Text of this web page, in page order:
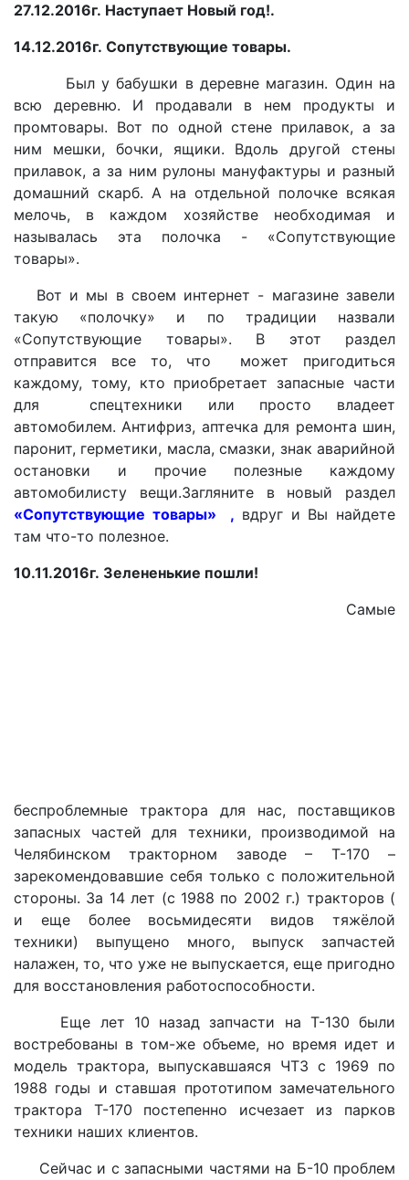
27.12.2016г. Наступает Новый год!.
14.12.2016г. Сопутствующие товары.
Был у бабушки в деревне магазин. Один на
всю деревню. И продавали в нем продукты и
промтовары. Вот по одной стене прилавок, а за
ним мешки, бочки, ящики. Вдоль другой стены
прилавок, а за ним рулоны мануфактуры и разный
домашний скарб. А на отдельной полочке всякая
мелочь, в каждом хозяйстве необходимая и
называлась эта полочка - «Сопутствующие
товары».
Вот и мы в своем интернет - магазине завели
такую «полочку» и по традиции назвали
«Сопутствующие товары». В этот раздел
отправится все то, что может пригодиться
каждому, тому, кто приобретает запасные части
для спецтехники или просто владеет
автомобилем. Антифриз, аптечка для ремонта шин,
паронит, герметики, масла, смазки, знак аварийной
остановки и прочие полезные каждому
автомобилисту вещи.Загляните в новый раздел
«Сопутствующие товары» , вдруг и Вы найдете
там что-то полезное.
10.11.2016г. Зелененькие пошли!
Самые
беспроблемные трактора для нас, поставщиков
запасных частей для техники, производимой на
Челябинском тракторном заводе – Т-170 –
зарекомендовавшие себя только с положительной
стороны. За 14 лет (с 1988 по 2002 г.) тракторов (
и еще более восьмидесяти видов тяжёлой
техники) выпущено много, выпуск запчастей
налажен, то, что уже не выпускается, еще пригодно
для восстановления работоспособности.
Еще лет 10 назад запчасти на Т-130 были
востребованы в том-же объеме, но время идет и
модель трактора, выпускавшаяся ЧТЗ с 1969 по
1988 годы и ставшая прототипом замечательного
трактора Т-170 постепенно исчезает из парков
техники наших клиентов.
Сейчас и с запасными частями на Б-10 проблем